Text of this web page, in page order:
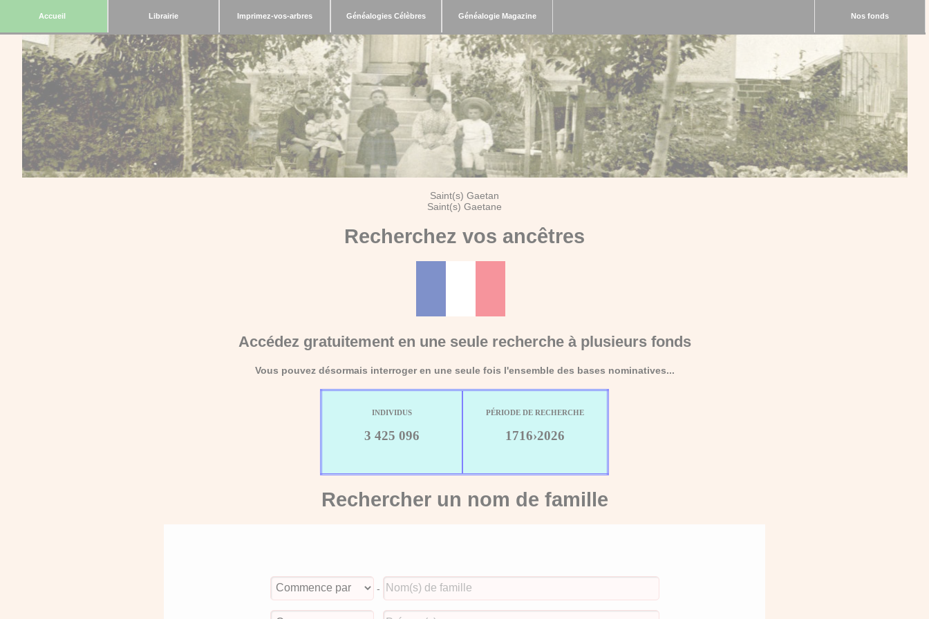
Accueil Librairie Imprimez-vos-arbres Généalogies Célèbres Généalogie Magazine Nos fonds
Saint(s) Gaetan
Saint(s) Gaetane
Recherchez vos ancêtres
Accédez gratuitement en une seule recherche à plusieurs fonds
Vous pouvez désormais interroger en une seule fois l'ensemble des bases nominatives...
INDIVIDUS
3 425 096
PÉRIODE DE RECHERCHE
1716›2026
Rechercher un nom de famille
-